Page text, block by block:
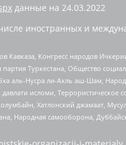
данные на 24.03.2022
иностранных и
Конгресс народов
Туркестана, Общество
аль-Нусра ли-Ахль аш-Шам,
исломи,
Хатлонский джамаат,
Народная самооборона,